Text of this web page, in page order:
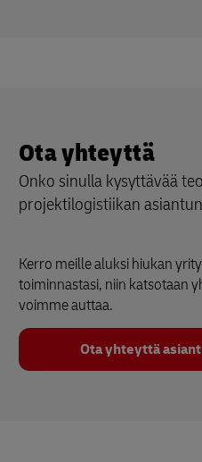
Ota yhteyttä
Onko sinulla kysyttävää
projektilogistiikan
Kerro meille aluksi hiukan
toiminnastasi, niin katsotaan
voimme auttaa.
Ota yhteyttä